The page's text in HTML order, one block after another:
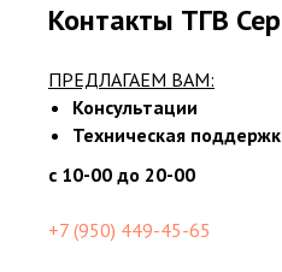
Контакты ТГВ
ПРЕДЛАГАЕМ ВАМ:
Консультации
Техническая
с 10-00 до 20-00
+7 (950) 449-45-65